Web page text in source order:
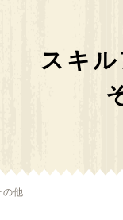
スキ
の他